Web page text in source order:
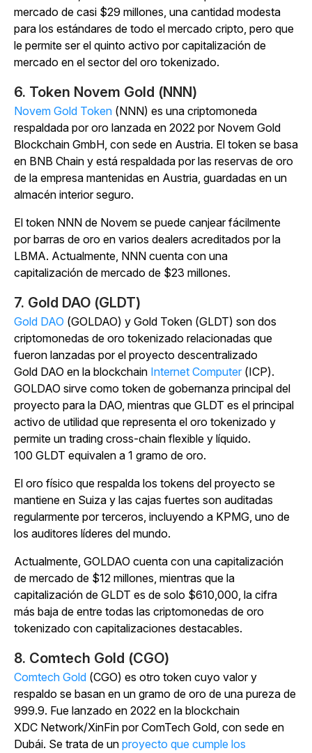
mercado de casi $29 millones, una cantidad modesta
para los estándares de todo el mercado cripto, pero que
le permite ser el quinto activo por capitalización de
mercado en el sector del oro tokenizado.
6. Token Novem Gold (NNN)
Novem Gold Token (NNN) es una criptomoneda
respaldada por oro lanzada en 2022 por Novem Gold
Blockchain GmbH, con sede en Austria. El token se basa
en BNB Chain y está respaldada por las reservas de oro
de la empresa mantenidas en Austria, guardadas en un
almacén interior seguro.
El token NNN de Novem se puede canjear fácilmente
por barras de oro en varios dealers acreditados por la
LBMA. Actualmente, NNN cuenta con una
capitalización de mercado de $23 millones.
7. Gold DAO (GLDT)
Gold DAO (GOLDAO) y Gold Token (GLDT) son dos
criptomonedas de oro tokenizado relacionadas que
fueron lanzadas por el proyecto descentralizado
Gold DAO en la blockchain Internet Computer (ICP).
GOLDAO sirve como token de gobernanza principal del
proyecto para la DAO, mientras que GLDT es el principal
activo de utilidad que representa el oro tokenizado y
permite un trading cross-chain flexible y líquido.
100 GLDT equivalen a 1 gramo de oro.
El oro físico que respalda los tokens del proyecto se
mantiene en Suiza y las cajas fuertes son auditadas
regularmente por terceros, incluyendo a KPMG, uno de
los auditores líderes del mundo.
Actualmente, GOLDAO cuenta con una capitalización
de mercado de $12 millones, mientras que la
capitalización de GLDT es de solo $610,000, la cifra
más baja de entre todas las criptomonedas de oro
tokenizado con capitalizaciones destacables.
8. Comtech Gold (CGO)
Comtech Gold (CGO) es otro token cuyo valor y
respaldo se basan en un gramo de oro de una pureza de
999.9. Fue lanzado en 2022 en la blockchain
XDC Network/XinFin por ComTech Gold, con sede en
Dubái. Se trata de un proyecto que cumple los